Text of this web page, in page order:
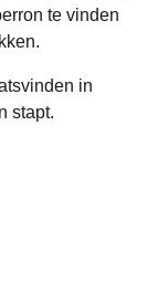
te vinden
in
stapt.